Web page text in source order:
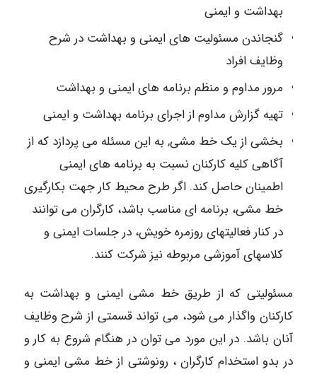
بهداشت و ایمنی
گنجاندن مسئولیت های ایمنی و بهداشت در شرح
وظایف افراد
مرور مداوم و منظم برنامه های ایمنی و بهداشت
تهیه گزارش مداوم از اجرای برنامه بهداشت و ایمنی
بخشی از یک خط مشی, به این مسئله می پردازد که از
آگاهی کلیه کارکنان نسبت به برنامه های ایمنی
اطمینان حاصل کند. اگر طرح محیط کار جهت بکارگیری
خط مشی، برنامه ای مناسب باشد، کارگران می توانند
در کنار فعالیتهای روزمره خویش، در جلسات ایمنی و
کلاسهای آموزشی مربوطه نیز شرکت کنند.
مسئولیتی که از طریق خط مشی ایمنی و بهداشت به
کارکنان واگذار می شود، می تواند قسمتی از شرح وظایف
آنان باشد. در این مورد می توان در هنگام شروع به کار و
در بدو استخدام کارگران ، رونوشتی از خط مشی ایمنی و